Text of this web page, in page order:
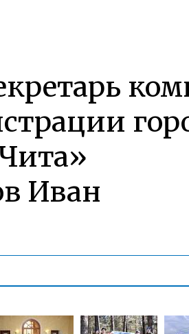
Иван